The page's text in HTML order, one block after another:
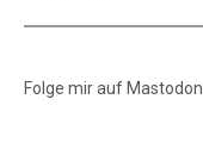
Folge mir auf Mastodon